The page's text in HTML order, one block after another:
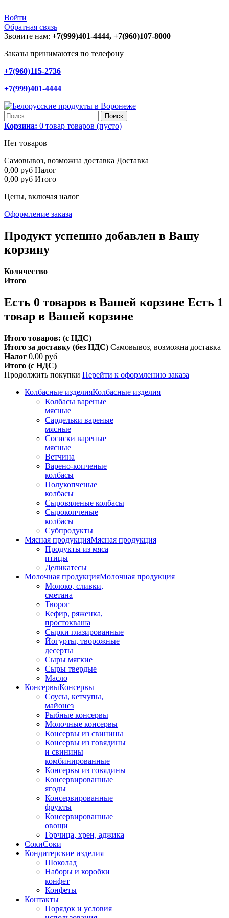
Войти
Обратная связь
Звоните нам: +7(999)401-4444, +7(960)107-8000
Заказы принимаются по телефону
+7(960)115-2736
+7(999)401-4444
Поиск
Корзина: 0 товар товаров (пусто)
Нет товаров
Самовывоз, возможна доставка Доставка
0,00 руб Налог
0,00 руб Итого
Цены, включая налог
Оформление заказа
Продукт успешно добавлен в Вашу
корзину
Количество
Итого
Есть 0 товаров в Вашей корзине Есть 1
товар в Вашей корзине
Итого товаров: (с НДС)
Итого за доставку (без НДС) Самовывоз, возможна доставка
Налог 0,00 руб
Итого (с НДС)
Продолжить покупки Перейти к оформлению заказа
Колбасные изделияКолбасные изделия
Колбасы вареные
мясные
Сардельки вареные
мясные
Сосиски вареные
мясные
Ветчина
Варено-копченые
колбасы
Полукопченые
колбасы
Сыровяленые колбасы
Сырокопченые
колбасы
Субпродукты
Мясная продукцияМясная продукция
Продукты из мяса
птицы
Деликатесы
Молочная продукцияМолочная продукция
Молоко, сливки,
сметана
Творог
Кефир, ряженка,
простокваша
Сырки глазированные
Йогурты, творожные
десерты
Сыры мягкие
Сыры твердые
Масло
КонсервыКонсервы
Соусы, кетчупы,
майонез
Рыбные консервы
Молочные консервы
Консервы из свинины
Консервы из говядины
и свинины
комбинированные
Консервы из говядины
Консервированные
ягоды
Консервированные
фрукты
Консервированные
овощи
Горчица, хрен, аджика
СокиСоки
Кондитерские изделия
Шоколад
Наборы и коробки
конфет
Конфеты
Контакты
Порядок и условия